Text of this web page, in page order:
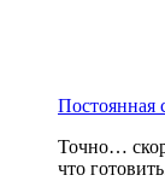
Постоянная
Точно…
что